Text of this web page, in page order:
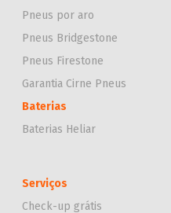
Pneus por aro
Pneus Bridgestone
Pneus Firestone
Garantia Cirne Pneus
Baterias
Baterias Heliar
Serviços
Check-up grátis